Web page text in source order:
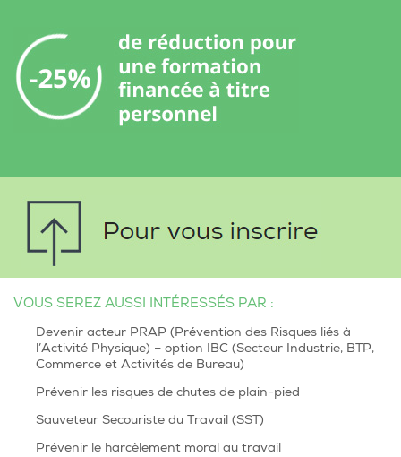
VOUS SEREZ AUSSI INTÉRESSÉS PAR :
Devenir acteur PRAP (Prévention des Risques liés à
l’Activité Physique) – option IBC (Secteur Industrie, BTP,
Commerce et Activités de Bureau)
Prévenir les risques de chutes de plain-pied
Sauveteur Secouriste du Travail (SST)
Prévenir le harcèlement moral au travail